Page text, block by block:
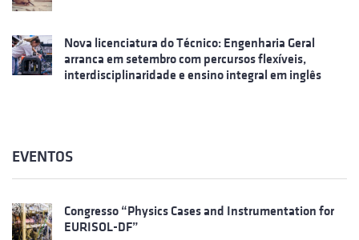
Nova licenciatura do Técnico: Engenharia Geral
arranca em setembro com percursos flexíveis,
interdisciplinaridade e ensino integral em inglês
EVENTOS
Congresso “Physics Cases and Instrumentation for
EURISOL-DF”